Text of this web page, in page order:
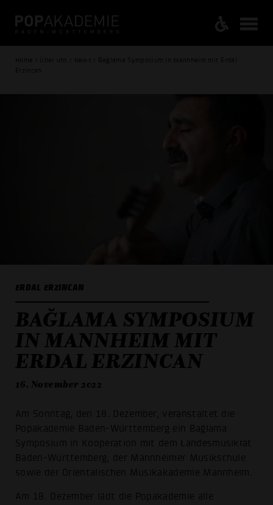
Home / Über uns / News / Bağlama Symposium in Mannheim mit Erdal
Erzincan
ERDAL ERZINCAN
BAĞLAMA SYMPOSIUM
IN MANNHEIM MIT
ERDAL ERZINCAN
16. November 2022
Am Sonntag, den 18. Dezember, veranstaltet die
Popakademie Baden-Württemberg ein Bağlama
Symposium in Kooperation mit dem Landesmusikrat
Baden-Württemberg, der Mannheimer Musikschule
sowie der Orientalischen Musikakademie Mannheim.
Am 18. Dezember lädt die Popakademie alle